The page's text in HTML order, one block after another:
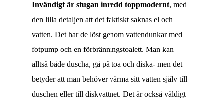
Invändigt är stugan inredd toppmodernt, med
den lilla detaljen att det faktiskt saknas el och
vatten. Det har de löst genom vattendunkar med
fotpump och en förbränningstoalett. Man kan
alltså både duscha, gå på toa och diska- men det
betyder att man behöver värma sitt vatten själv till
duschen eller till diskvattnet. Det är också väldigt